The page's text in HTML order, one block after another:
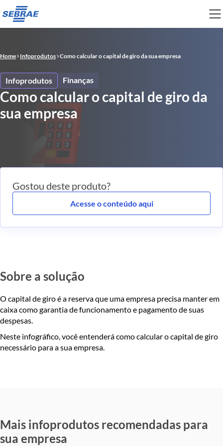
Home Infoprodutos Como calcular o capital de giro da sua empresa
Infoprodutos Finanças
Como calcular o capital de giro da
sua empresa
Sobre a solução
O capital de giro é a reserva que uma empresa precisa manter em
caixa como garantia de funcionamento e pagamento de suas
despesas.
Neste infográfico, você entenderá como calcular o capital de giro
necessário para a sua empresa.
Gostou deste produto?
Acesse o conteúdo aqui
Mais infoprodutos recomendadas para
sua empresa